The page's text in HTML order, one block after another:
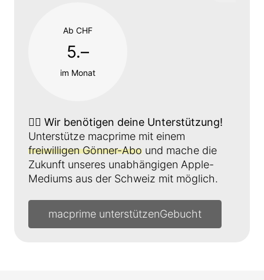
Ab CHF
5.–
im Monat
👉🏼 Wir benötigen deine Unterstützung!
Unterstütze macprime mit einem
freiwilligen Gönner-Abo und mache die
Zukunft unseres unabhängigen Apple-
Mediums aus der Schweiz mit möglich.
macprime unterstützen